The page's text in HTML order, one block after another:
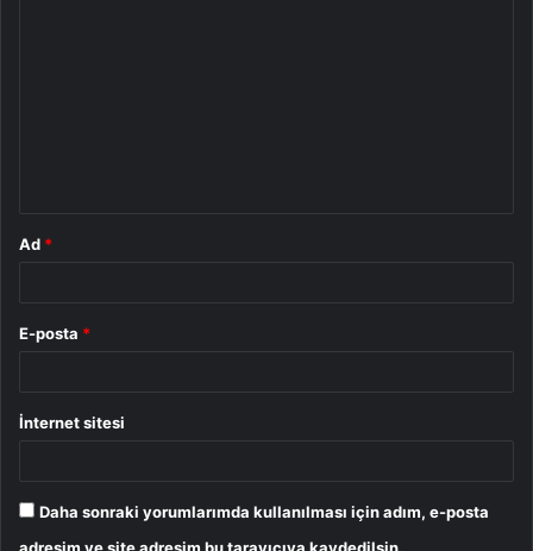
Ad *
E-posta *
İnternet sitesi
Daha sonraki yorumlarımda kullanılması için adım, e-posta